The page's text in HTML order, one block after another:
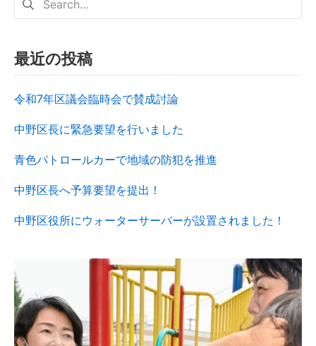
最近の投稿
令和7年区議会臨時会で賛成討論
中野区長に緊急要望を行いました
青色パトロールカーで地域の防犯を推進
中野区長へ予算要望を提出！
中野区役所にウォーターサーバーが設置されました！